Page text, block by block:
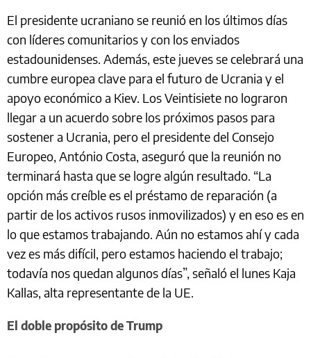
El presidente ucraniano se reunió en los últimos días
con líderes comunitarios y con los enviados
estadounidenses. Además, este jueves se celebrará una
cumbre europea clave para el futuro de Ucrania y el
apoyo económico a Kiev. Los Veintisiete no lograron
llegar a un acuerdo sobre los próximos pasos para
sostener a Ucrania, pero el presidente del Consejo
Europeo, António Costa, aseguró que la reunión no
terminará hasta que se logre algún resultado. “La
opción más creíble es el préstamo de reparación (a
partir de los activos rusos inmovilizados) y en eso es en
lo que estamos trabajando. Aún no estamos ahí y cada
vez es más difícil, pero estamos haciendo el trabajo;
todavía nos quedan algunos días”, señaló el lunes Kaja
Kallas, alta representante de la UE.
El doble propósito de Trump